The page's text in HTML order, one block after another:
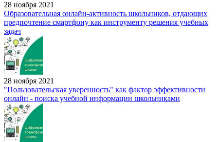
28 ноября 2021
Образовательная онлайн-активность школьников, отдающих
предпочтение смартфону как инструменту решения учебных
задач
28 ноября 2021
"Пользовательская уверенность" как фактор эффективности
онлайн - поиска учебной информации школьниками